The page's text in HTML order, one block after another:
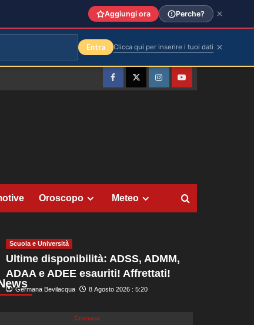
FacebookTwitterInstagramYouTube
Oroscopo Meteo
Scuola e Università
Ultime disponibilità: ADSS, ADMM,
ADAA e ADEE esauriti! Affrettati!
Germana Bevilacqua 8 Agosto 2026 : 5:20
Cronaca
Aggiungi ora Perche?
Entra Clicca qui per inserire i tuoi dati